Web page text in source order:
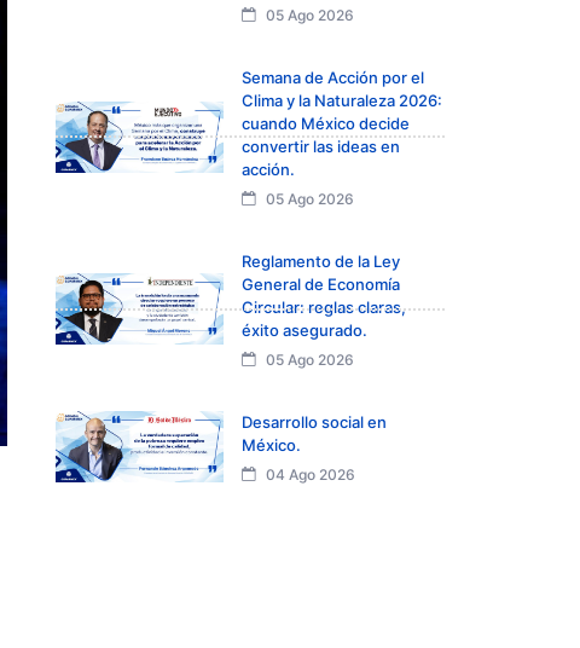
05 Ago 2026
Semana de Acción por el
Clima y la Naturaleza 2026:
cuando México decide
convertir las ideas en
acción.
05 Ago 2026
Reglamento de la Ley
General de Economía
Circular: reglas claras,
éxito asegurado.
05 Ago 2026
Desarrollo social en
México.
04 Ago 2026